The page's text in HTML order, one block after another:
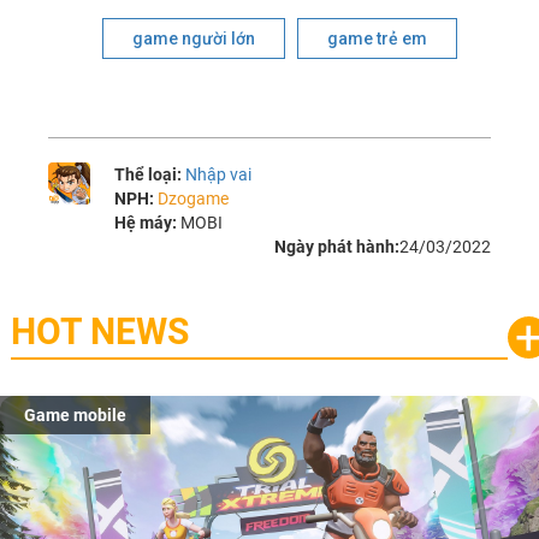
game người lớn game trẻ em
Thể loại: Nhập vai
NPH: Dzogame
Hệ máy: MOBI
Ngày phát hành:24/03/2022
HOT NEWS
Game mobile